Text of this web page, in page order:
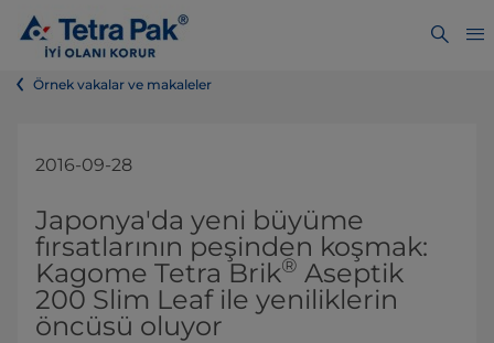
Örnek vakalar ve makaleler
2016-09-28
Japonya'da yeni büyüme
fırsatlarının peşinden koşmak:
Kagome Tetra Brik® Aseptik
200 Slim Leaf ile yeniliklerin
öncüsü oluyor